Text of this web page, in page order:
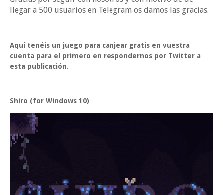
llegar a 500 usuarios en Telegram os damos las gracias.
Aquí tenéis un juego para canjear gratis en vuestra
cuenta para el primero en respondernos por Twitter a
esta publicación.
Shiro (for Windows 10)